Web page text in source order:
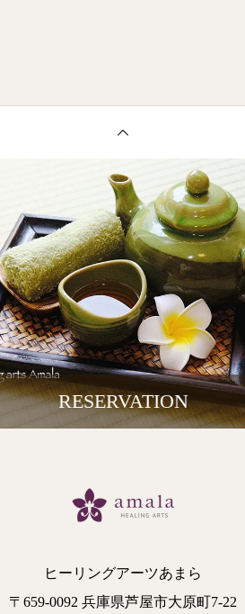
RESERVATION
ヒーリングアーツあまら
〒659-0092 兵庫県芦屋市大原町7-22